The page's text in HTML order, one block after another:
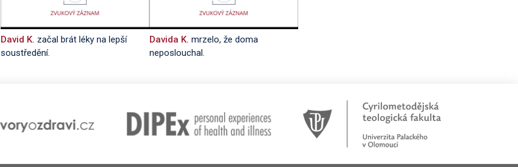
David K. začal brát léky na lepší
soustředění.
Davida K. mrzelo, že doma
neposlouchal.